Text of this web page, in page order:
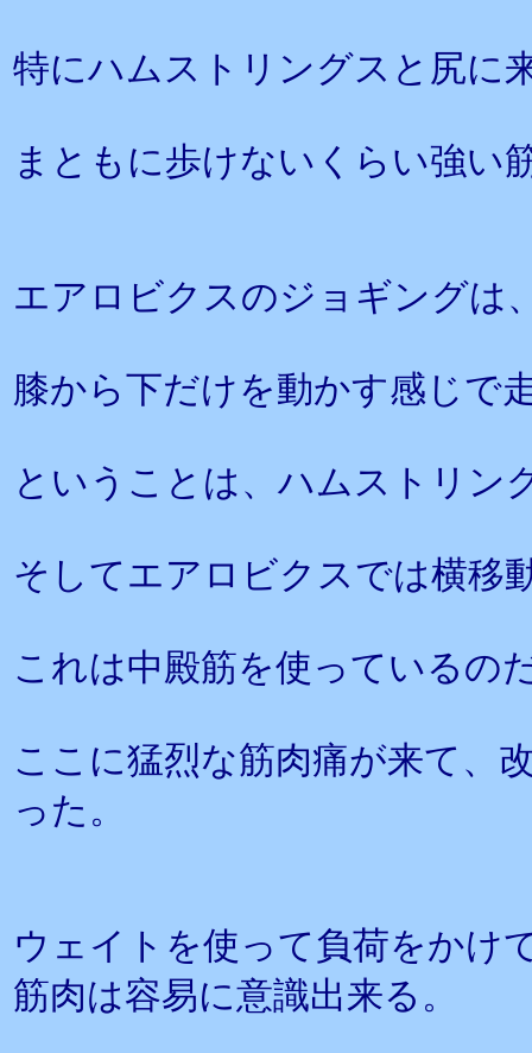
特にハムストリングスと尻に
まともに歩けないくらい強い
エアロビクスのジョギングは
膝から下だけを動かす感じで
ということは、ハムストリン
そしてエアロビクスでは横移
これは中殿筋を使っているの
ここに猛烈な筋肉痛が来て、
った。
ウェイトを使って負荷をかけ
筋肉は容易に意識出来る。